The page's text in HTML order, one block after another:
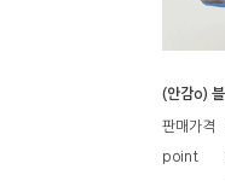
(안감o)
판매가격
point